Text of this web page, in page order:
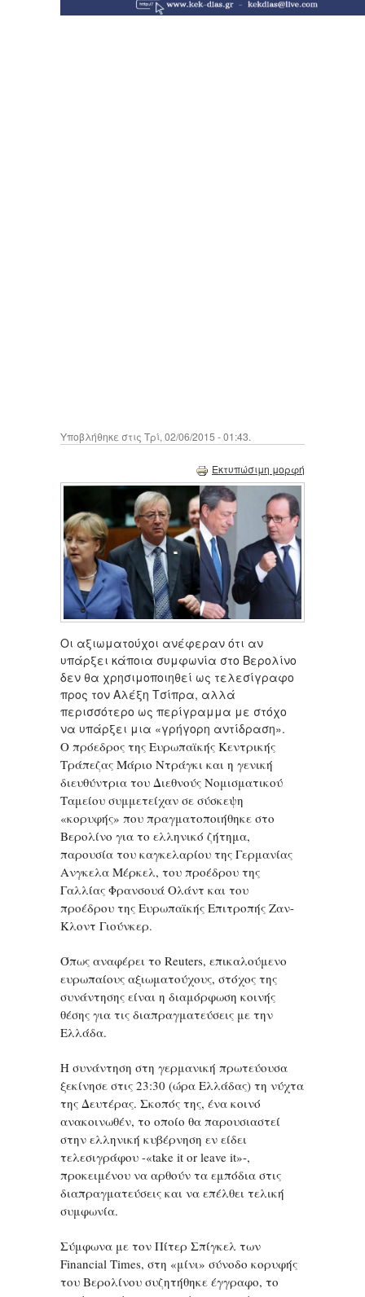
Υποβλήθηκε στις Τρί, 02/06/2015 - 01:43.
Εκτυπώσιμη μορφή
Οι αξιωματούχοι ανέφεραν ότι αν
υπάρξει κάποια συμφωνία στο Βερολίνο
δεν θα χρησιμοποιηθεί ως τελεσίγραφο
προς τον Αλέξη Τσίπρα, αλλά
περισσότερο ως περίγραμμα με στόχο
να υπάρξει μια «γρήγορη αντίδραση».
Ο πρόεδρος της Ευρωπαϊκής Κεντρικής
Τράπεζας Μάριο Ντράγκι και η γενική
διευθύντρια του Διεθνούς Νομισματικού
Ταμείου συμμετείχαν σε σύσκεψη
«κορυφής» που πραγματοποιήθηκε στο
Βερολίνο για το ελληνικό ζήτημα,
παρουσία του καγκελαρίου της Γερμανίας
Ανγκελα Μέρκελ, του προέδρου της
Γαλλίας Φρανσουά Ολάντ και του
προέδρου της Ευρωπαϊκής Επιτροπής Ζαν-
Κλοντ Γιούνκερ.
Όπως αναφέρει το Reuters, επικαλούμενο
ευρωπαίους αξιωματούχους, στόχος της
συνάντησης είναι η διαμόρφωση κοινής
θέσης για τις διαπραγματεύσεις με την
Ελλάδα.
Η συνάντηση στη γερμανική πρωτεύουσα
ξεκίνησε στις 23:30 (ώρα Ελλάδας) τη νύχτα
της Δευτέρας. Σκοπός της, ένα κοινό
ανακοινωθέν, το οποίο θα παρουσιαστεί
στην ελληνική κυβέρνηση εν είδει
τελεσιγράφου -«take it or leave it»-,
προκειμένου να αρθούν τα εμπόδια στις
διαπραγματεύσεις και να επέλθει τελική
συμφωνία.
Σύμφωνα με τον Πίτερ Σπίγκελ των
Financial Times, στη «μίνι» σύνοδο κορυφής
του Βερολίνου συζητήθηκε έγγραφο, το